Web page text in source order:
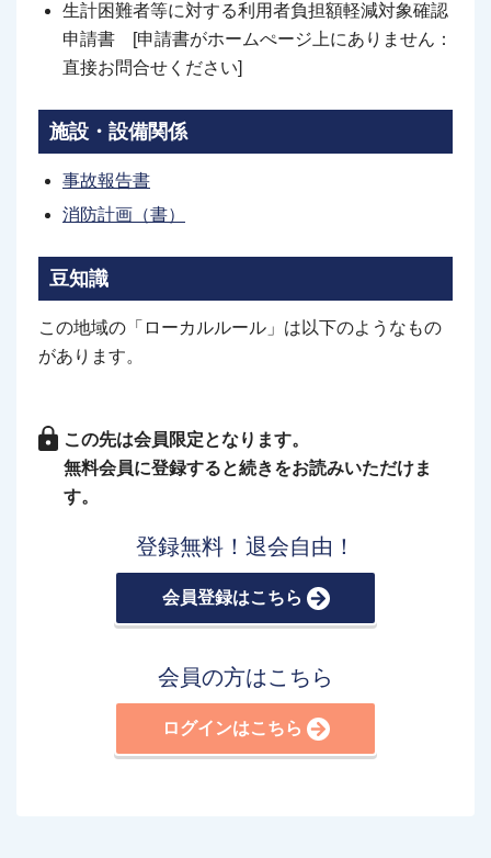
生計困難者等に対する利用者負担額軽減対象確認
申請書 [申請書がホームぺージ上にありません：
直接お問合せください]
施設・設備関係
事故報告書
消防計画（書）
豆知識
この地域の「ローカルルール」は以下のようなもの
があります。
この先は会員限定となります。
無料会員に登録すると続きをお読みいただけま
す。
登録無料！退会自由！
会員登録はこちら
会員の方はこちら
ログインはこちら